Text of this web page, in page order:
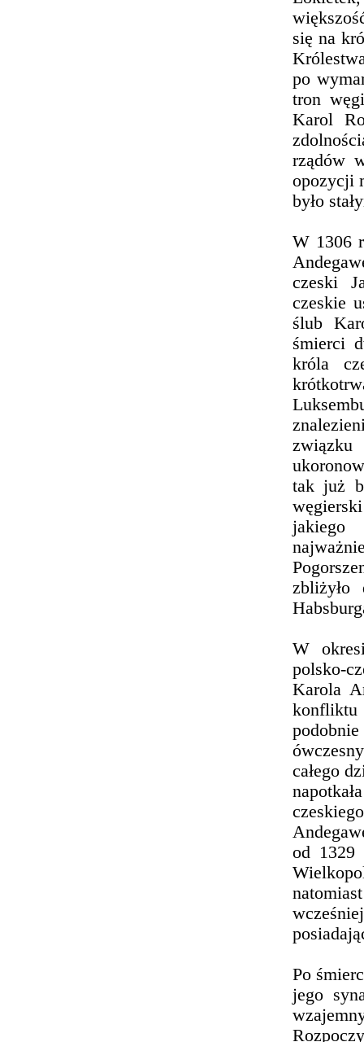
się na
po
tron
Karol
rządów
opozycji
było
W 1306
czeski
czeskie
ślub
śmierci
króla
związku
tak już
zbliżyło
W
polsko-
Karola
całego
od 1329
Po
jego